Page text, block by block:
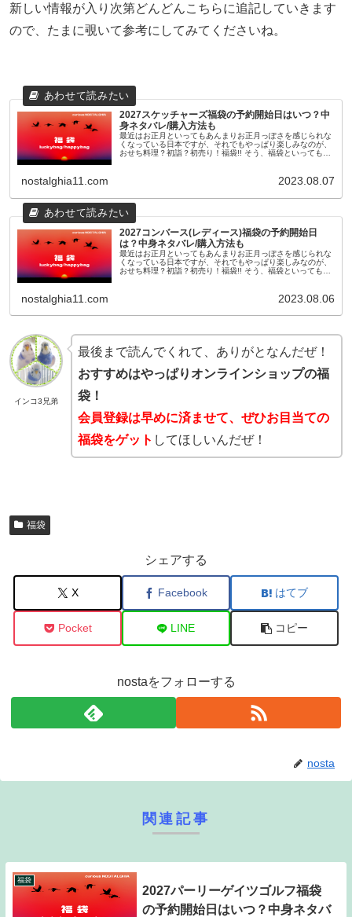
新しい情報が入り次第どんどんこちらに追記していきます
ので、たまに覗いて参考にしてみてくださいね。
2027スケッチャーズ福袋の予約開始日はいつ？中
身ネタバレ/購入方法も
最近はお正月といってもあんまりお正月っぽさを感じられな
くなっている日本ですが、それでもやっぱり楽しみなのが、
おせち料理？初詣？初売り！福袋!! そう、福袋といっても最
nostalghia11.com 2023.08.07
2027コンバース(レディース)福袋の予約開始日
は？中身ネタバレ/購入方法も
最近はお正月といってもあんまりお正月っぽさを感じられな
くなっている日本ですが、それでもやっぱり楽しみなのが、
おせち料理？初詣？初売り！福袋!! そう、福袋といっても最
nostalghia11.com 2023.08.06
インコ3兄弟
最後まで読んでくれて、ありがとなんだぜ！
おすすめはやっぱりオンラインショップの福
袋！
会員登録は早めに済ませて、ぜひお目当ての
福袋をゲット してほしいんだぜ！
福袋
シェアする
X Facebook はてブ
Pocket LINE コピー
nostaをフォローする
nosta
関連記事
福袋
2027パーリーゲイツゴルフ福袋
の予約開始日はいつ？中身ネタバ